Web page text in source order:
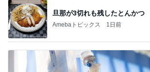
旦那が3切れも残したとんかつ
Amebaトピックス 1日前